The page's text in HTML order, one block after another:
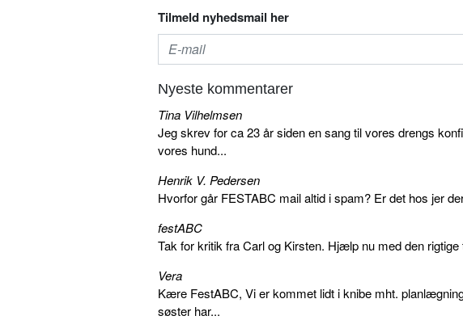
Tilmeld nyhedsmail her
Nyeste kommentarer
Tina Vilhelmsen
Jeg skrev for ca 23 år siden en sang til vores drengs
vores hund...
Henrik V. Pedersen
Hvorfor går FESTABC mail altid i spam? Er det hos jer
festABC
Tak for kritik fra Carl og Kirsten. Hjælp nu med den rigtige
Vera
Kære FestABC, Vi er kommet lidt i knibe mht.
søster har...